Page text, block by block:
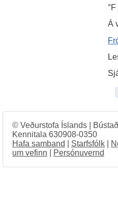
Á
© Veðurstofa Íslands |
Kennitala 630908-0350
Hafa samband
Starfsfólk
um vefinn
Persónuvernd